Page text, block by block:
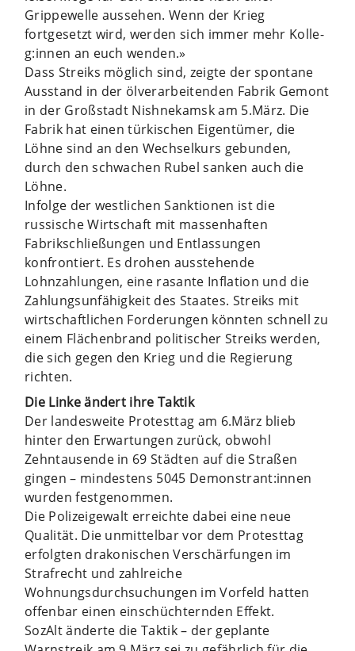
Grippewelle aussehen. Wenn der Krieg
fortgesetzt wird, werden sich immer mehr Kolle­
g:innen an euch wenden.»
Dass Streiks möglich sind, zeigte der spontane
Ausstand in der ölverarbeitenden Fabrik Gemont
in der Großstadt Nishnekamsk am 5.März. Die
Fabrik hat einen türkischen Eigentümer, die
Löhne sind an den Wechselkurs gebunden,
durch den schwachen Rubel sanken auch die
Löhne.
Infolge der westlichen Sanktionen ist die
russische Wirtschaft mit massenhaften
Fabrikschließungen und Entlassungen
konfrontiert. Es drohen ausstehende
Lohnzahlungen, eine rasante Inflation und die
Zahlungsunfähigkeit des Staates. Streiks mit
wirtschaftlichen Forderungen könnten schnell zu
einem Flächenbrand politischer Streiks werden,
die sich gegen den Krieg und die Regierung
richten.
Die Linke ändert ihre Taktik
Der landesweite Protesttag am 6.März blieb
hinter den Erwartungen zurück, obwohl
Zehntausende in 69 Städten auf die Straßen
gingen – mindestens 5045 Demonstrant:innen
wurden festgenommen.
Die Polizeigewalt erreichte dabei eine neue
Qualität. Die unmittelbar vor dem Protesttag
erfolgten drakonischen Verschärfungen im
Strafrecht und zahlreiche
Wohnungsdurchsuchungen im Vorfeld hatten
offenbar einen einschüchternden Effekt.
SozAlt änderte die Taktik – der geplante